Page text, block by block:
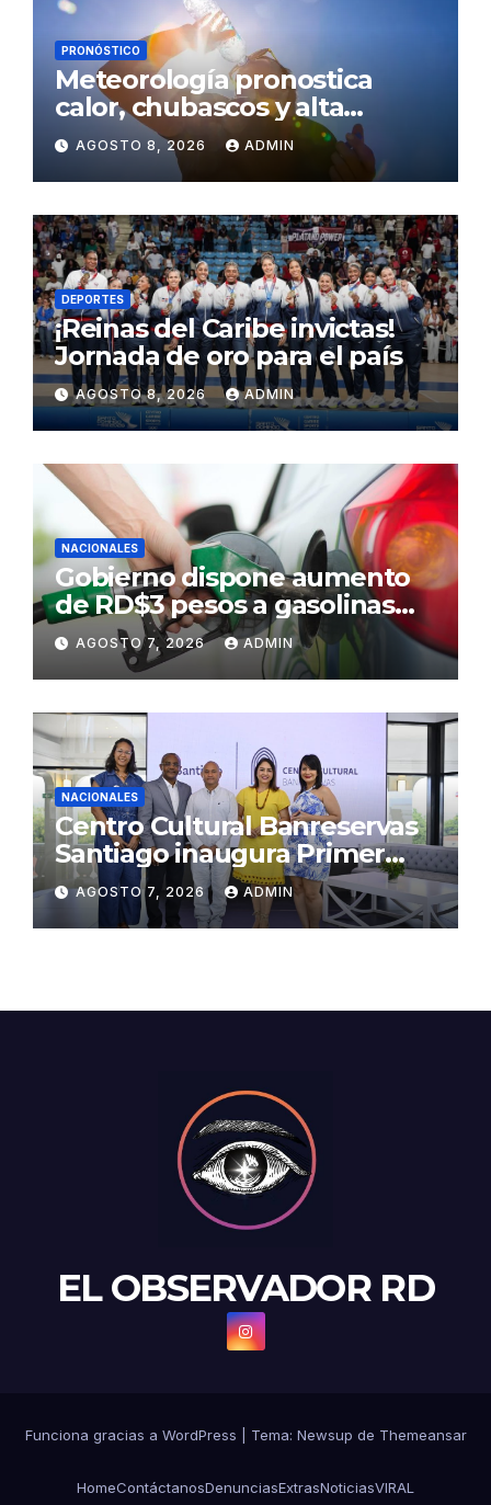
PRONÓSTICO
Meteorología pronostica
calor, chubascos y alta
concentración de polvo del
Sahara para este sábado
AGOSTO 8, 2026 ADMIN
DEPORTES
¡Reinas del Caribe invictas!
Jornada de oro para el país
AGOSTO 8, 2026 ADMIN
NACIONALES
Gobierno dispone aumento
de RD$3 pesos a gasolinas
premium y regular
AGOSTO 7, 2026 ADMIN
NACIONALES
Centro Cultural Banreservas
Santiago inaugura Primer
Congreso de Artesanos de
Santiago
AGOSTO 7, 2026 ADMIN
EL OBSERVADOR RD
Funciona gracias a WordPress Tema: Newsup de Themeansar
HomeContáctanosDenunciasExtrasNoticiasVIRAL